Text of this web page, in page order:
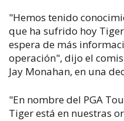
"Hemos tenido
que ha sufrido hoy
espera de más
operación", dijo el
Jay Monahan, en una
"En nombre del PGA
Tiger está en nuestras